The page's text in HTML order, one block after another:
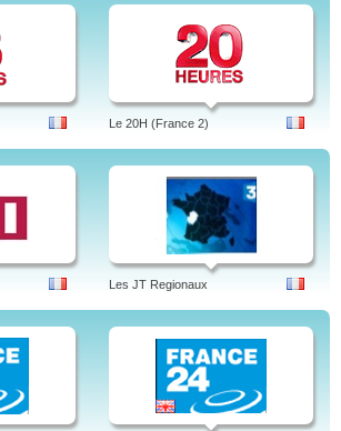
Le 20H (France 2)
Les JT Regionaux